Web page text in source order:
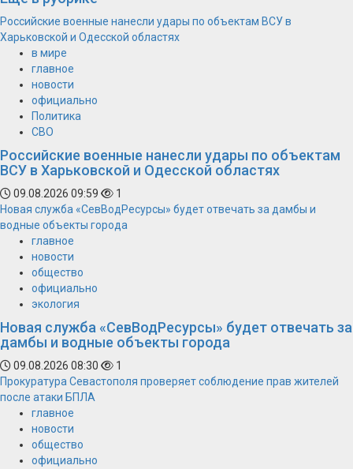
Российские военные нанесли удары по объектам ВСУ в
Харьковской и Одесской областях
в мире
главное
новости
официально
Политика
СВО
Российские военные нанесли удары по объектам
ВСУ в Харьковской и Одесской областях
09.08.2026 09:59
1
Новая служба «СевВодРесурсы» будет отвечать за дамбы и
водные объекты города
главное
новости
общество
официально
экология
Новая служба «СевВодРесурсы» будет отвечать за
дамбы и водные объекты города
09.08.2026 08:30
1
Прокуратура Севастополя проверяет соблюдение прав жителей
после атаки БПЛА
главное
новости
общество
официально